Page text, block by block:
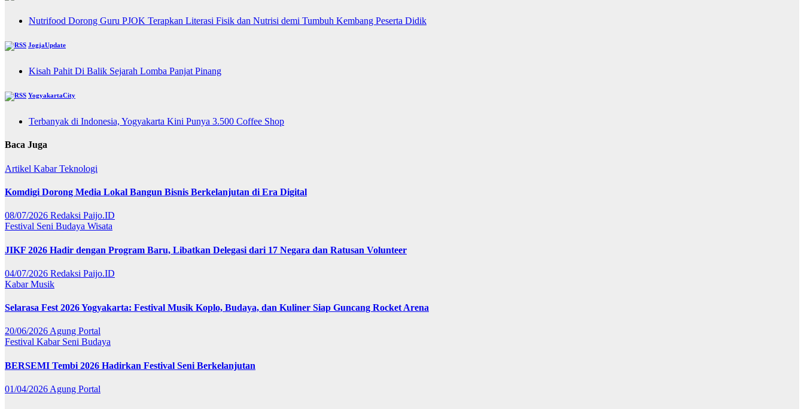
Nutrifood Dorong Guru PJOK Terapkan Literasi Fisik dan Nutrisi demi Tumbuh Kembang Peserta Didik
JogjaUpdate
Kisah Pahit Di Balik Sejarah Lomba Panjat Pinang
YogyakartaCity
Terbanyak di Indonesia, Yogyakarta Kini Punya 3.500 Coffee Shop
Baca Juga
Artikel KabarTeknologi
Komdigi Dorong Media Lokal Bangun Bisnis Berkelanjutan di Era Digital
08/07/2026 Redaksi Paijo.ID
Festival Seni Budaya Wisata
JIKF 2026 Hadir dengan Program Baru, Libatkan Delegasi dari 17 Negara dan Ratusan Volunteer
04/07/2026 Redaksi Paijo.ID
KabarMusik
Selarasa Fest 2026 Yogyakarta: Festival Musik Koplo, Budaya, dan Kuliner Siap Guncang Rocket Arena
20/06/2026 Agung Portal
Festival Kabar Seni Budaya
BERSEMI Tembi 2026 Hadirkan Festival Seni Berkelanjutan
01/04/2026 Agung Portal